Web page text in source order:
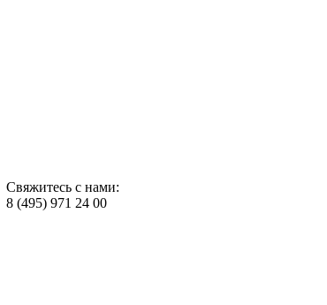
Свяжитесь с нами:
8 (495) 971 24 00